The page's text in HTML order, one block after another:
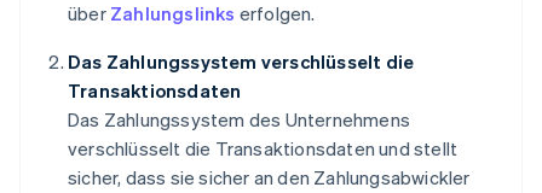
über Zahlungslinks erfolgen.
Das Zahlungssystem verschlüsselt die
Transaktionsdaten
Das Zahlungssystem des Unternehmens
verschlüsselt die Transaktionsdaten und stellt
sicher, dass sie sicher an den Zahlungsabwickler